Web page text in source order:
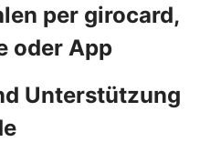
per girocard,
oder App
Unterstützung